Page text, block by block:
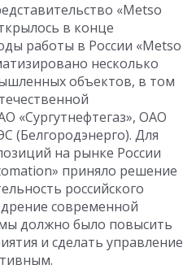
«Metso
в конце
работы в России «Metso
несколько
объектов, в том
«Сургутнефтегаз», ОАО
(Белгородэнерго). Для
на рынке России
приняло решение
российского
современной
должно было повысить
и сделать управление